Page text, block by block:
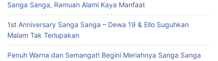
Sanga Sanga, Ramuan Alami Kaya Manfaat
1st Anniversary Sanga Sanga – Dewa 19 & Ello Suguhkan
Malam Tak Terlupakan
Penuh Warna dan Semangat! Begini Meriahnya Sanga Sanga